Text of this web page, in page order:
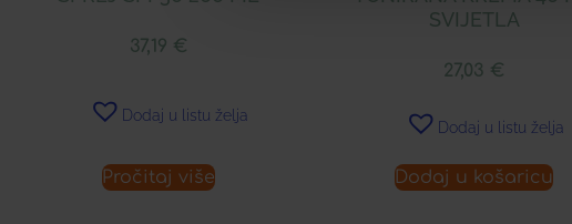
37,19 €
Dodaj u listu želja
Pročitaj više
SVIJETLA
27,03 €
Dodaj u listu želja
Dodaj u košaricu